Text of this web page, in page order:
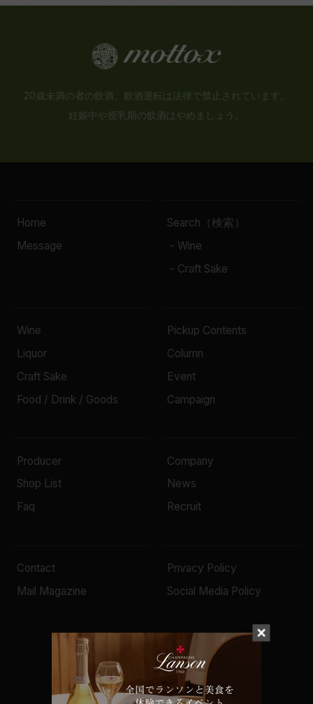
20歳未満の者の飲酒、飲酒運転は法律で禁止されています。
妊娠中や授乳期の飲酒はやめましょう。
Home
Message
Search（検索）
- Wine
- Craft Sake
Wine
Liquor
Craft Sake
Food / Drink / Goods
Pickup Contents
Column
Event
Campaign
Producer
Shop List
Faq
Company
News
Recruit
Contact
Mail Magazine
Privacy Policy
Social Media Policy